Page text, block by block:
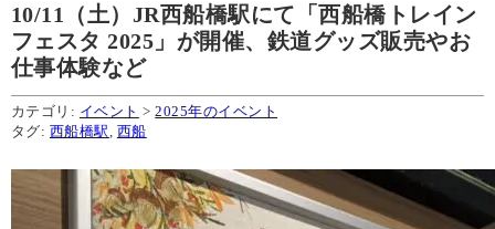
10/11（土）JR西船橋駅にて「西船橋トレイン
フェスタ 2025」が開催、鉄道グッズ販売やお
仕事体験など
カテゴリ: イベント >2025年のイベント
タグ: 西船橋駅 西船